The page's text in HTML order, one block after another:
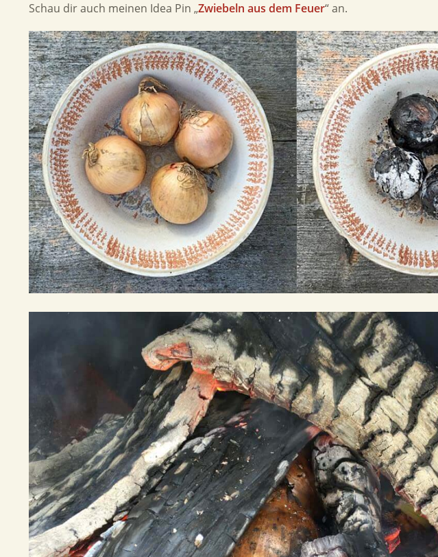
Schau dir auch meinen Idea Pin „Zwiebeln aus dem Feuer“ an.